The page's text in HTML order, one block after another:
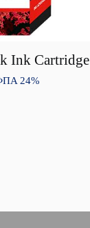
Ink Cartridge
24%